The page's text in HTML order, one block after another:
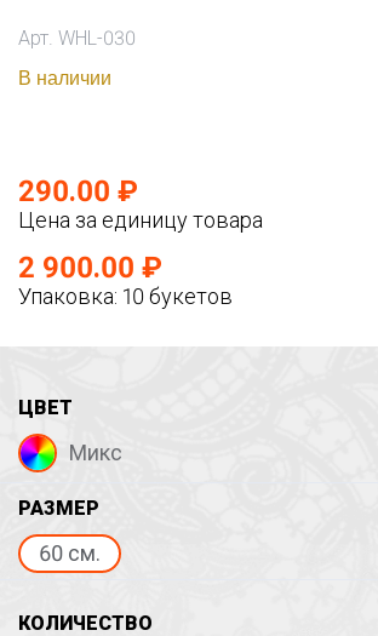
Арт. WHL-030
В наличии
290.00 ₽
Цена за единицу товара
2 900.00 ₽
Упаковка: 10 букетов
ЦВЕТ
Микс
РАЗМЕР
60 см.
КОЛИЧЕСТВО